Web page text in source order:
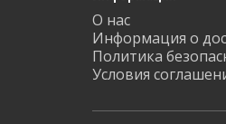
О нас
Информация о
Политика
Условия